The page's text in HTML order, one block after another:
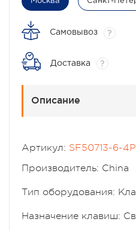
Самовывоз ?
Доставка ?
Описание
Артикул: SF50713-6-
Производитель: China
Тип оборудования:
Назначение клавиш: